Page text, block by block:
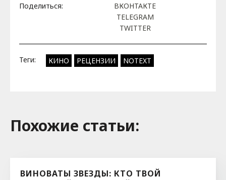
Поделиться:
ВКОНТАКТЕ
TELEGRAM
TWITTER
Теги: КИНО РЕЦЕНЗИИ NOTEXT
Похожие cтатьи:
ВИНОВАТЫ ЗВЕЗДЫ: КТО ТВОЙ